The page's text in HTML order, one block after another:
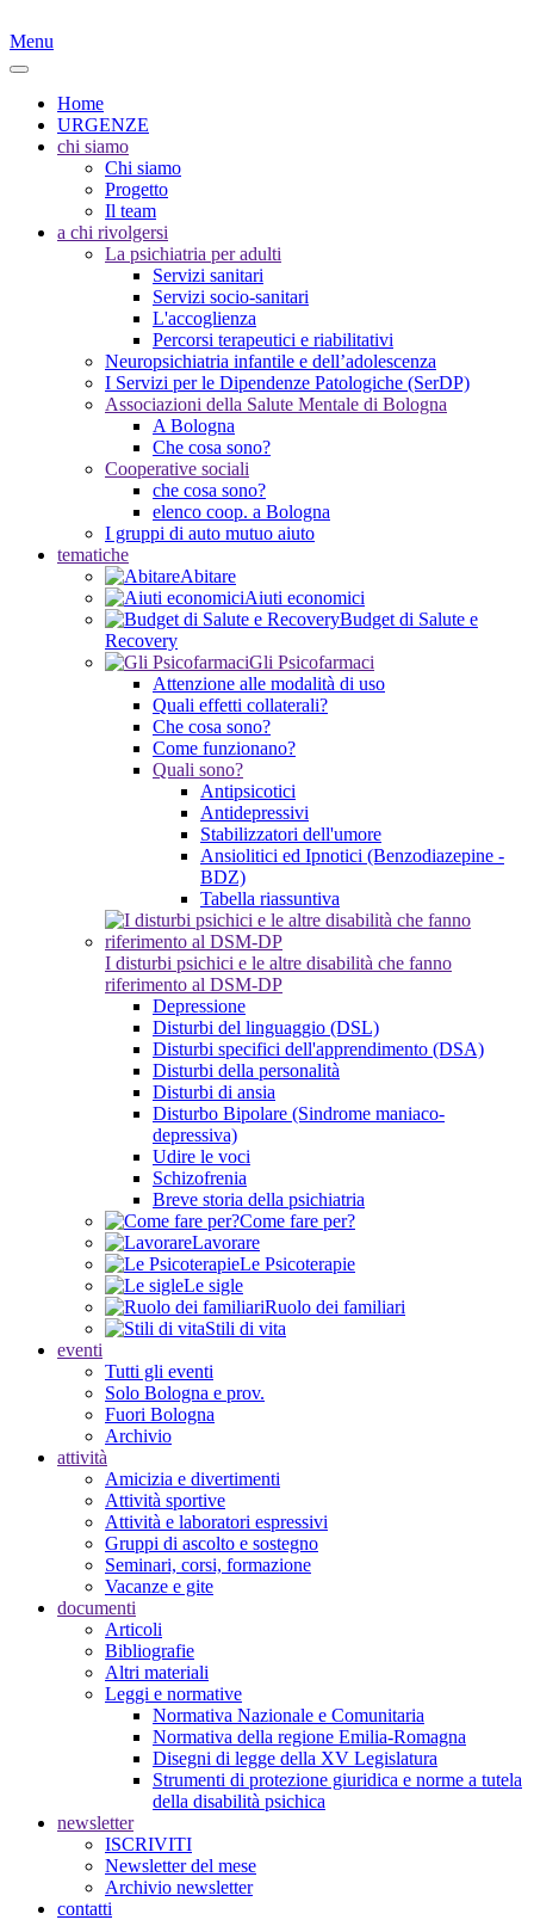
Menu
Home
URGENZE
chi siamo
Chi siamo
Progetto
Il team
a chi rivolgersi
La psichiatria per adulti
Servizi sanitari
Servizi socio-sanitari
L'accoglienza
Percorsi terapeutici e riabilitativi
Neuropsichiatria infantile e dell’adolescenza
I Servizi per le Dipendenze Patologiche (SerDP)
Associazioni della Salute Mentale di Bologna
A Bologna
Che cosa sono?
Cooperative sociali
che cosa sono?
elenco coop. a Bologna
I gruppi di auto mutuo aiuto
tematiche
Abitare
Aiuti economici
Budget di Salute e
Recovery
Gli Psicofarmaci
Attenzione alle modalità di uso
Quali effetti collaterali?
Che cosa sono?
Come funzionano?
Quali sono?
Antipsicotici
Antidepressivi
Stabilizzatori dell'umore
Ansiolitici ed Ipnotici (Benzodiazepine -
BDZ)
Tabella riassuntiva
I disturbi psichici e le altre disabilità che fanno
riferimento al DSM-DP
Depressione
Disturbi del linguaggio (DSL)
Disturbi specifici dell'apprendimento (DSA)
Disturbi della personalità
Disturbi di ansia
Disturbo Bipolare (Sindrome maniaco-
depressiva)
Udire le voci
Schizofrenia
Breve storia della psichiatria
Come fare per?
Lavorare
Le Psicoterapie
Le sigle
Ruolo dei familiari
Stili di vita
eventi
Tutti gli eventi
Solo Bologna e prov.
Fuori Bologna
Archivio
attività
Amicizia e divertimenti
Attività sportive
Attività e laboratori espressivi
Gruppi di ascolto e sostegno
Seminari, corsi, formazione
Vacanze e gite
documenti
Articoli
Bibliografie
Altri materiali
Leggi e normative
Normativa Nazionale e Comunitaria
Normativa della regione Emilia-Romagna
Disegni di legge della XV Legislatura
Strumenti di protezione giuridica e norme a tutela
della disabilità psichica
newsletter
ISCRIVITI
Newsletter del mese
Archivio newsletter
contatti